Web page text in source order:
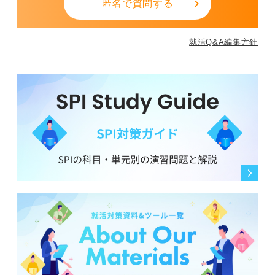
匿名で質問する
就活Q&A編集方針